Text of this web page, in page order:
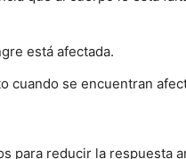
está afectada.
cuando se encuentran
para reducir la respuesta